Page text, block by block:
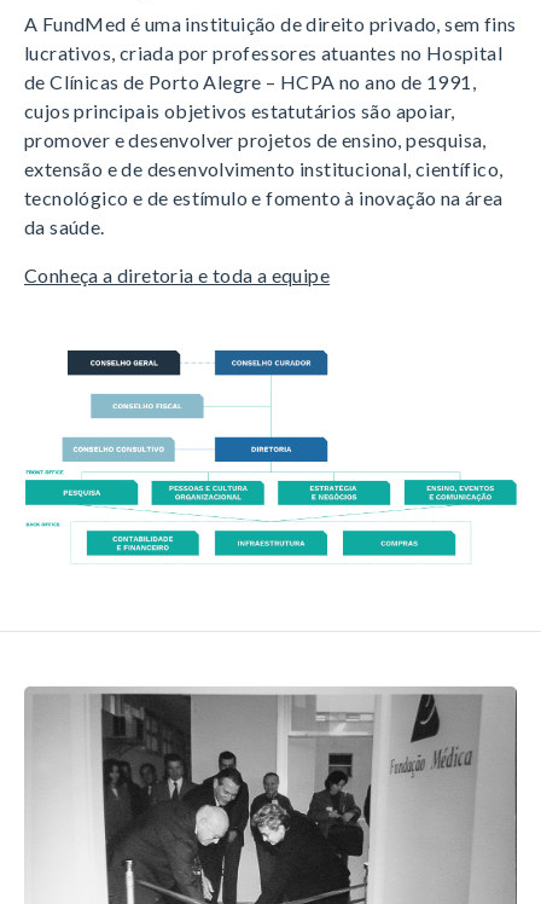
A FundMed é uma instituição de direito privado, sem fins
lucrativos, criada por professores atuantes no Hospital
de Clínicas de Porto Alegre – HCPA no ano de 1991,
cujos principais objetivos estatutários são apoiar,
promover e desenvolver projetos de ensino, pesquisa,
extensão e de desenvolvimento institucional, científico,
tecnológico e de estímulo e fomento à inovação na área
da saúde.
Conheça a diretoria e toda a equipe